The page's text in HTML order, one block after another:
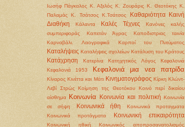
Ιωσήφ Πάγκαλος Κ. Αξελός Κ. Ζουράρις Κ. Θεοτόκης Κ.
Παλαμάς Κ. Τσάτσος Κ.Τσάτσος Καθαριότητα
Καινή
Διαθήκη
Κάλαντα Καλές Τέχνες
Κανόνες καλής
συμπεριφοράς
Καπετάν Άγρας
Καποδιστριας ταινία
Καρναβάλι. Λαογραφικά
Καρποί του Πνεύματος
Καταλήψεις Καταλήψεις σχολείων Κατάλυση του Κράτους
Κατάχρηση Κατερίνα Κατηχητικός Λόγος
Κεφαλονιά
Κεφαλονιά 1953
Κεφαλονιά μια νεα πατρίδα
Κίναρος Κινέττα και Μάτι Κινηματογράφος Κίρκη Κλώντ-
Λεβί Στρώς
Κοίμηση της Θεοτόκου
Κοινό περί δικαίου
αίσθημα
Κοινωνία Κοινωνία και πολιτική Κοινωνία
σε σήψη
Κοινωνικά ήθη
Κοινωνικά προταγματα
Κοινωνικά προτάγματα
Κοινωνική επικαιρότητα
Κοινωνική ηθική
Κοινωνικός αποπροσανατολισμός